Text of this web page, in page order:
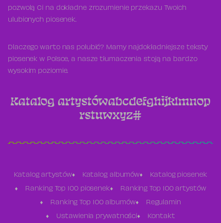
pozwolą Ci na dokładne zrozumienie przekazu Twoich
ulubionych piosenek.
Dlaczego warto nas polubić? Mamy najdokładniejsze teksty
piosenek w Polsce, a nasze tłumaczenia stoją na bardzo
wysokim poziomie.
Katalog artystówabcdefghijklmnop
rstuwxyz#
Katalog artystów Katalog albumów Katalog piosenek
Ranking Top 100 piosenek Ranking Top 100 artystów
Ranking Top 100 albumów Regulamin
Ustawienia prywatności Kontakt